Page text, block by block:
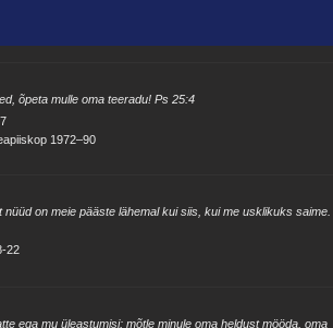
õpeta mulle oma teeradu! Ps 25:4
1972–90
on meie pääste lähemal kui siis, kui me usklikuks saime.
22
ega mu üleastumisi; mõtle minule oma heldust mööda, oma